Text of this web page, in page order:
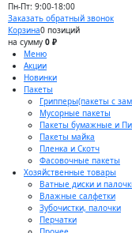
Пн-Пт: 9:00-18:00
Заказать обратный звонок
Корзина0 позиций
на сумму 0 ₽
Меню
Акции
Новинки
Пакеты
Грипперы(пакеты с
Мусорные пакеты
Пакеты бумажные и
Пакеты майка
Пленка и Скотч
Фасовочные пакеты
Хозяйственные товары
Ватные диски и
Влажные салфетки
Зубочистки, палочки
Перчатки